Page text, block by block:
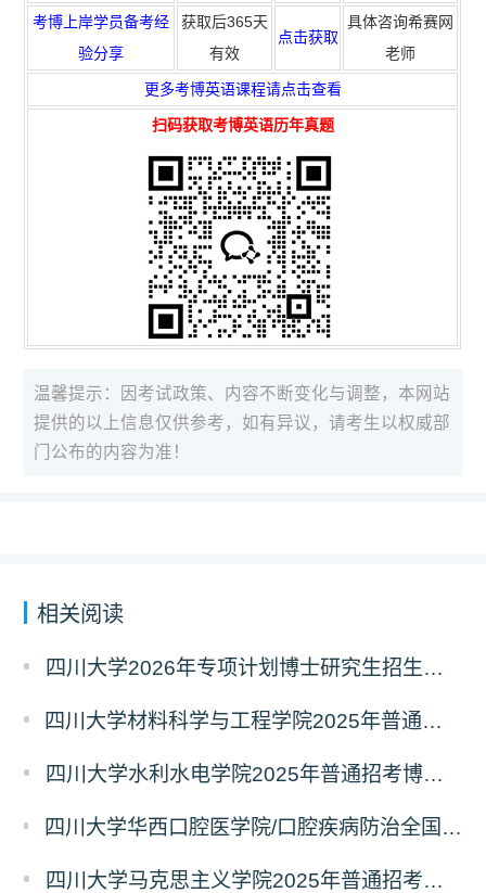
考博上岸学员备考经
验分享
获取后365天
有效
点击获取
具体咨询希赛网
老师
更多考博英语课程请点击查看
扫码获取考博英语历年真题
温馨提示：因考试政策、内容不断变化与调整，本网站
提供的以上信息仅供参考，如有异议，请考生以权威部
门公布的内容为准！
相关阅读
四川大学2026年专项计划博士研究生招生补报名的通知
四川大学材料科学与工程学院2025年普通招考博士研究生招生简章
四川大学水利水电学院2025年普通招考博士研究生招生简章
四川大学华西口腔医学院/口腔疾病防治全国重点实验室2025年普通招考博士生招生简章
四川大学马克思主义学院2025年普通招考博士研究生招生简章